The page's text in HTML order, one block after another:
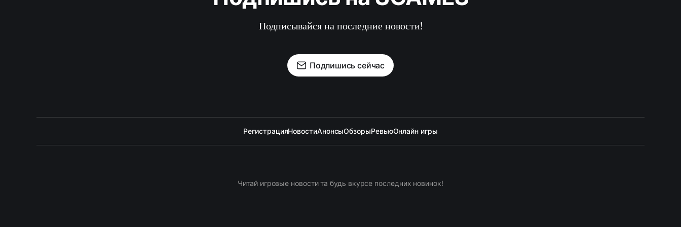
Подписывайся на последние новости!
Подпишись сейчас
РегистрацияНовостиАнонсыОбзорыРевьюОнлайн игры
Читай игровые новости та будь вкурсе последних новинок!